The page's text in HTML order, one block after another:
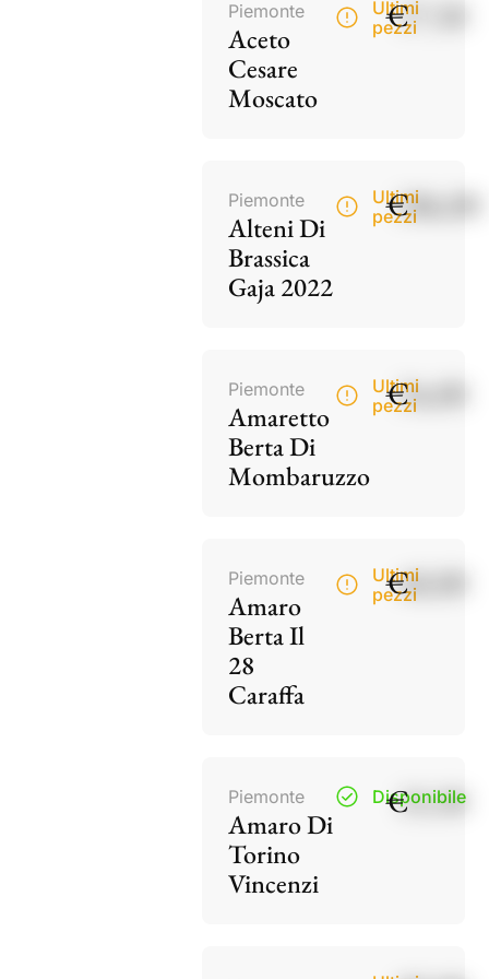
Piemonte
Aceto
Cesare
Moscato
Ultimi
pezzi
€17,50
Piemonte
Alteni Di
Brassica
Gaja 2022
Ultimi
pezzi
€186,00
Piemonte
Amaretto
Berta Di
Mombaruzzo
Ultimi
pezzi
€34,00
Piemonte
Amaro
Berta Il
28
Caraffa
Ultimi
pezzi
€40,00
Piemonte
Amaro Di
Torino
Vincenzi
Disponibile
€15,50